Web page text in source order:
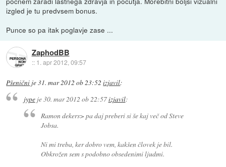
izgled je tu predvsem bonus.
Punce so pa itak poglavje zase ...
ZaphodBB
:: 1. apr 2012, 09:57
Pšenični je31. mar 2012 ob 23:52 izjavil:
jypeje30. mar 2012 ob 22:57izjavil:
Ramon dekers> pa daj preberi si še kaj več od Steve
Jobsa.
Ni mi treba, ker dobro vem, kakšen človek je bil.
Obkrožen sem s podobno obsedenimi ljudmi.